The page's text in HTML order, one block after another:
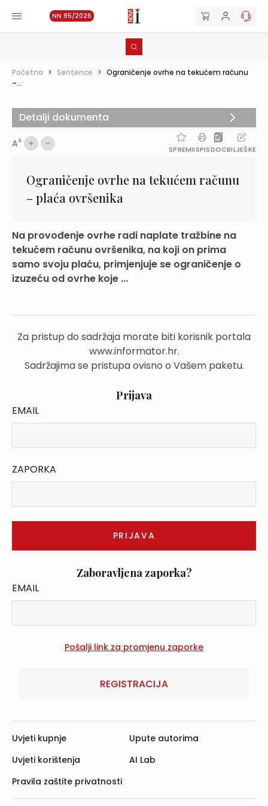
NN 85/2026
Početna > Sentence > Ograničenje ovrhe na tekućem računu
–...
AA
SPREMIISPISDOCBILJEŠKE
Ograničenje ovrhe na tekućem računu
– plaća ovršenika
Na provođenje ovrhe radi naplate tražbine na
tekućem računu ovršenika, na koji on prima
samo svoju plaću, primjenjuje se ograničenje o
izuzeću od ovrhe koje ...
Za pristup do sadržaja morate biti korisnik portala
www.informator.hr.
Sadržajima se pristupa ovisno o Vašem paketu.
Prijava
EMAIL
ZAPORKA
Zaboravljena zaporka?
EMAIL
REGISTRACIJA
Detalji dokumenta
Uvjeti kupnje
Uvjeti korištenja
Pravila zaštite privatnosti
Upute autorima
AI Lab